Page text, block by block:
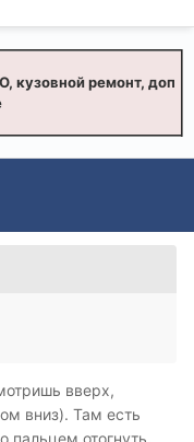
кузовной ремонт, доп
вверх,
вниз). Там есть